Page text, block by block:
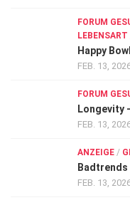
FORUM
LEBENSART
Happy
FEB. 13,
FORUM
Longevity
FEB. 13,
ANZEIGE /
Badtrends
FEB. 13,